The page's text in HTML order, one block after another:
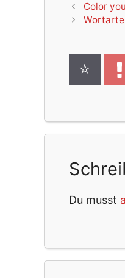
Color
Du musst